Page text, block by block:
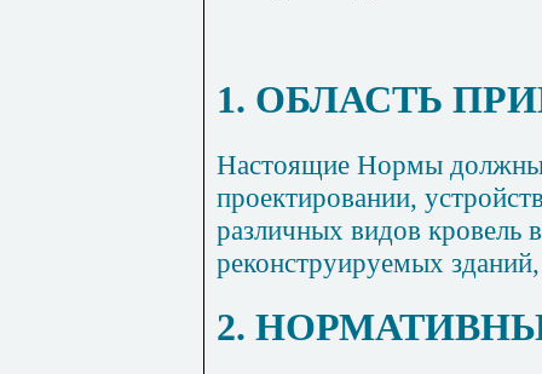
1. ОБЛАСТЬ
Настоящие Нормы должны
проектировании,
различных видов кровель
реконструируемых
2.